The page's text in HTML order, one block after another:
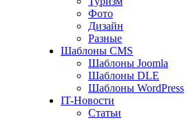
Фото
Дизайн
Разные
Шаблоны CMS
Шаблоны Joomla
Шаблоны DLE
Шаблоны WordPress
IT-Новости
Статьи